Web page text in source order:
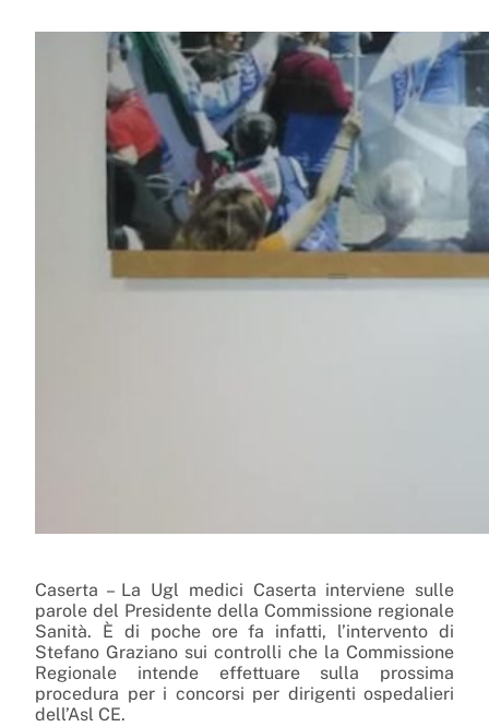
Caserta – La Ugl medici Caserta interviene sulle
parole del Presidente della Commissione regionale
Sanità. È di poche ore fa infatti, l’intervento di
Stefano Graziano sui controlli che la Commissione
Regionale intende effettuare sulla prossima
procedura per i concorsi per dirigenti ospedalieri
dell’Asl CE.